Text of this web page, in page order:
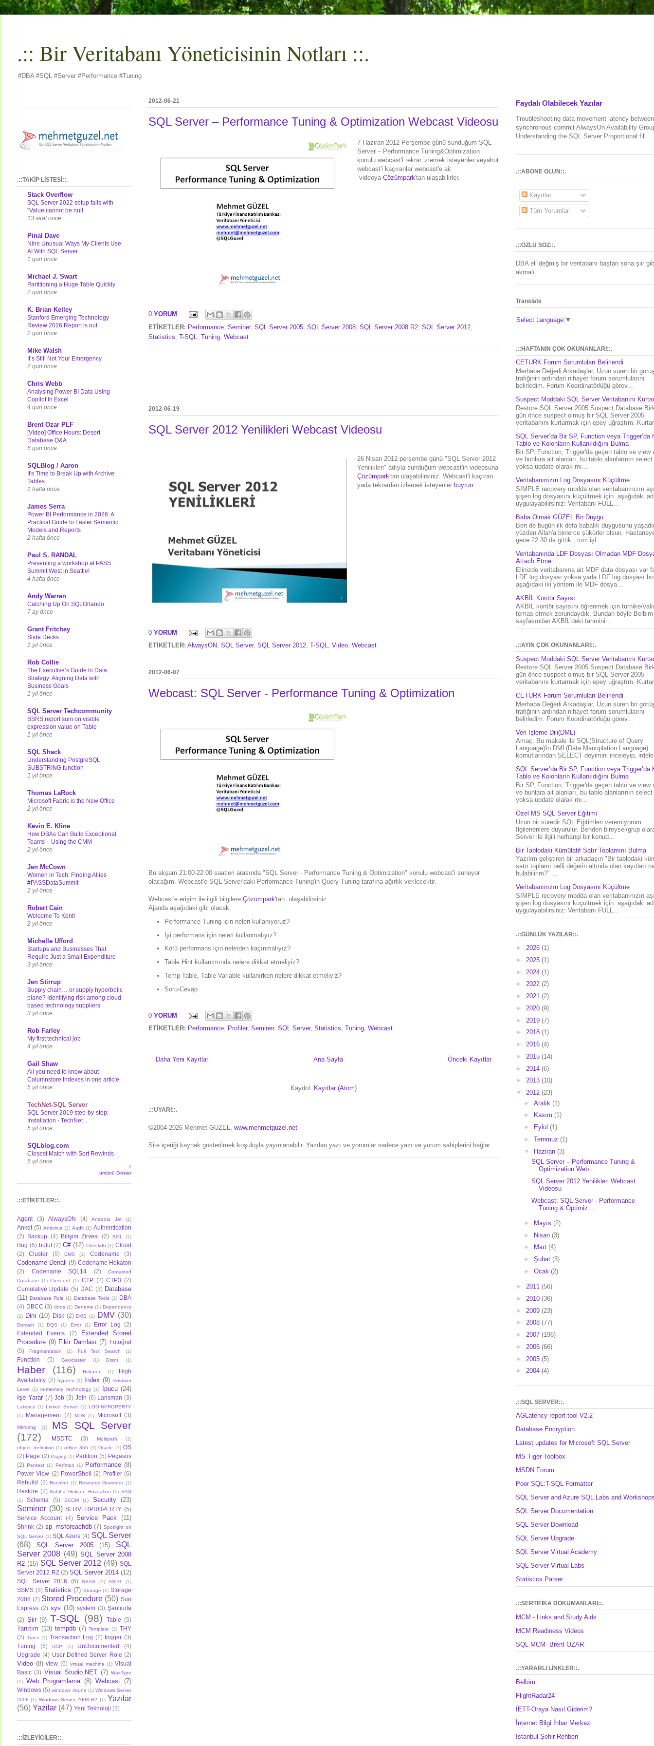
.:: Bir Veritabanı Yöneticisinin Notları ::.
#DBA #SQL #Server #Performance #Tuning
2012-06-21
SQL Server – Performance Tuning & Optimization Webcast Videosu
7 Haziran 2012 Perşembe günü sunduğum SQL
Server – Performance Tuning&Optimization
konulu webcast'i tekrar izlemek isteyenler veyahut
webcast'i kaçıranlar webcast'e ait
videoya Çözümpark'tan ulaşabilirler.
0 YORUM
ETİKETLER: Performance Seminer, SQL Server 2005 SQL Server 2008 SQL Server 2008 R2 SQL Server 2012
Statistics T-SQL Tuning Webcast
2012-06-19
SQL Server 2012 Yenilikleri Webcast Videosu
26 Nisan 2012 perşembe günü "SQL Server 2012
Yenilikleri" adıyla sunduğum webcast'in videosuna
Çözümpark'tan ulaşabilirsiniz. Webcast'i kaçıran
yada tekrardan izlemek isteyenler buyrun.
0 YORUM
ETİKETLER: AlwaysON, SQL Server, SQL Server 2012, T-SQL, Video, Webcast
2012-06-07
Webcast: SQL Server - Performance Tuning & Optimization
Bu akşam 21:00-22:00 saatleri arasında "SQL Server - Performance Tuning & Optimization" konulu webcast'i sunuyor
olacağım. Webcast'e SQL Server'daki Performance Tuning'in Query Tuning tarafına ağırlık verilecektir.
Webcast'e erişim ile ilgili bilgilere Çözümpark'tan ulaşabilirsiniz.
Ajanda aşağıdaki gibi olacak:
Performance Tuning için neleri kullanıyoruz?
İyi performans için neleri kullanmalıyız?
Kötü performans için nelerden kaçınmalıyız?
Table Hint kullanımında nelere dikkat etmeliyiz?
Temp Table, Table Variable kullanırken nelere dikkat etmeliyiz?
Soru-Cevap
0 YORUM
ETİKETLER: Performance, Profiler, Seminer, SQL Server, Statistics, Tuning, Webcast
Daha Yeni Kayıtlar Önceki Kayıtlar
Ana Sayfa
Kaydol: Kayıtlar (Atom)
.::UYARI::.
©2004-2026 Mehmet GÜZEL, www.mehmetguzel.net
Site içeriği kaynak gösterilmek koşuluyla yayınlanabilir. Yazılan yazı ve yorumlar sadece yazı ve yorum sahiplerini bağlar.
.::TAKİP LİSTESİ::.
Stack Overflow
SQL Server 2022 setup fails with
"Value cannot be null
13 saat önce
Pinal Dave
Nine Unusual Ways My Clients Use
AI With SQL Server
1 gün önce
Michael J. Swart
Partitioning a Huge Table Quickly
2 gün önce
K. Brian Kelley
Stanford Emerging Technology
Review 2026 Report is out
2 gün önce
Mike Walsh
It’s Still Not Your Emergency
2 gün önce
Chris Webb
Analysing Power BI Data Using
Copilot In Excel
4 gün önce
Brent Ozar PLF
[Video] Office Hours: Desert
Database Q&A
6 gün önce
SQLBlog / Aaron
It's Time to Break Up with Archive
Tables
1 hafta önce
James Serra
Power BI Performance in 2026: A
Practical Guide to Faster Semantic
Models and Reports
2 hafta önce
Paul S. RANDAL
Presenting a workshop at PASS
Summit West in Seattle!
4 hafta önce
Andy Warren
Catching Up On SQLOrlando
7 ay önce
Grant Fritchey
Slide Decks
1 yıl önce
Rob Collie
The Executive’s Guide to Data
Strategy: Aligning Data with
Business Goals
1 yıl önce
SQL Server Techcommunity
SSRS report sum on visible
expression value on Table
1 yıl önce
SQL Shack
Understanding PostgreSQL
SUBSTRING function
1 yıl önce
Thomas LaRock
Microsoft Fabric is the New Office
2 yıl önce
Kevin E. Kline
How DBAs Can Build Exceptional
Teams – Using the CMM
2 yıl önce
Jen McCown
Women in Tech: Finding Allies
#PASSDataSummit
2 yıl önce
Robert Cain
Welcome To Kent!
2 yıl önce
Michelle Ufford
Startups and Businesses That
Require Just a Small Expenditure
3 yıl önce
Jen Stirrup
Supply chain… or supply hyperbolic
plane? Identifying risk among cloud-
based technology suppliers
3 yıl önce
Rob Farley
My first technical job
4 yıl önce
Gail Shaw
All you need to know about
Columnstore Indexes in one article
5 yıl önce
TechNet-SQL Server
SQL Server 2019 step-by-step:
Installation - TechNet ...
5 yıl önce
SQLblog.com
Closest Match with Sort Rewinds
5 yıl önce
T
ümünü Göster
.::ETİKETLER::.
Agent (3) AlwaysON (4) Anadolu Jet (1)
Anket (5) Antivirus (1) Audit (1) Authentication
(2)
Backup (4) Bilişim Zirvesi (2) BOL (1)
Bug (5) bulut (2) C# (12) Checkdb (1) Cloud
(2)
Cluster (5) CMS (1) Codename (3)
Codename Denali (9) Codename Hekaton
(2)
Codename SQL14 (2)
Contained
Database
(1) Crescent (1) CTP (2) CTP3 (2)
Cumulative Update (5) DAC (3) Database
(11) Database Role (1) Database Tools (1) DBA
(4) DBCC (3) ddos (1) Deneme (1) Dependency
(1)
Dini (10) Disk (2) DMS (1) DMV (30)
Domain (1) DQS (1) Error (1) Error Log
(2)
Extended Events
(2)
Extended Stored
Procedure (9) Fikir Damlası (7)
Fotoğraf
(5)
Fragmantation (1) Full Text Search (1)
Function (5) Geocluster (1) Grant (1)
Haber (116) Hekaton (1)
High
Availability (2) hyper-v (1) Index (9)
Isolation
Level
(1) in-memory technology (1) İpucu (24)
İşe Yarar (7) Job (3) Join (6) Lansman (3)
Latency (1) Linked Server (1) LOGINPROPERTY
(1)
Management (2) MDS (1) Microsoft (3)
Mirroring (1)
MS SQL Server
(172)
MSDTC (3) Multipath
(1)
object_definition (1) offlice 365 (1) Oracle (1) OS
(2) Page (2) Paging (1) Partition (5) Pegasus
(2) Pentest (1) Perfmon (1) Performance (8)
Power View (2) PowerShell (2) Profiler (6)
Rebuild (2) Recover (1) Resource Governor (1)
Restore (2) Sabiha Gökçen Havaalanı (1) SAS
(1)
Schema (5) SCOM (1) Security (23)
Seminer (30) SERVERPROPERTY (5)
Service Account
(4) Service Pack (11)
Shrink (2) sp_msforeachdb (7) Spotlight on
SQL Server (1) SQL Azure (4) SQL Server
(68)
SQL Server 2005 (15)
SQL
Server 2008 (49) SQL Server 2008
R2 (15) SQL Server 2012 (49) SQL
Server 2012 R2 (2) SQL Server 2014 (12)
SQL Server 2016 (6) SSAS (1) SSDT (1)
SSMS (3) Statistics (7) Storage (1) Storage
2008 (2) Stored Procedure (50) Sun
Express (2) sys (10) system (3) Şanlıurfa
(2) Şiir (9) T-SQL (98) Table (5)
Tanıtım (13) tempdb (7) Template (1) THY
(2) Trace (1) Transaction Log (2) trigger (3)
Tuning
(6) UCP (1) UnDocumented
(4)
Upgrade (4) User Defined Server Role (2)
Video (8) view (6) virtual machine (1) Visual
Basic (3) Visual Studio.NET (7) WaitType
(1)
Web Programlama (8) Webcast (7)
Windows (5) windows intune (1) Windows Server
2008 (1) Windows Server 2008 R2 (1) Yazılar
(56) Yazilar (47) Yeni Teknoloji (3)
.::İZLEYİCİLER::.
Faydalı Olabilecek Yazılar
Troubleshooting data movement latency between
synchronous-commit AlwaysOn Availability
Understanding the SQL Server Proportional fill...
.::ABONE OLUN::.
Kayıtlar
Tüm Yorumlar
.::ÖZLÜ SÖZ::.
DBA eli değmiş bir veritabanı baştan sona şiir
akmalı.
Translate
Select Language ▼
.::HAFTANIN ÇOK OKUNANLARI::.
CETURK Forum Sorumluları Belirlendi
Merhaba Değerli Arkadaşlar, Uzun süren bir
trafiğinin ardından nihayet forum sorumlularını
belirledim. Forum Koordinatörlüğü görev...
Suspect Moddaki SQL Server Veritabanını
Restore SQL Server 2005 Suspect Database
gün önce suspect olmuş bir SQL Server 2005
veritabanını kurtarmak için epey uğraştım.
SQL Server’da Bir SP, Function veya Trigger’da
Tablo ve Kolonların Kullanıldığını Bulma
Bir SP, Function, Trigger'da geçen tablo ve view
ve bunlara ait alanları, bu tablo alanlarının
yoksa update olarak mı...
Veritabanınızın Log Dosyasını Küçültme
SIMPLE recovery modda olan veritabanınızın
şişen log dosyasını küçültmek için aşağıdaki
uygulayabilirsiniz: Veritabanı FULL...
Baba Olmak GÜZEL Bir Duygu
Ben de bugün ilk defa babalık duygusunu
yüzden Allah'a binlerce şükürler olsun.
gece 22:30 da gittik ; tüm işl...
Veritabanında LDF Dosyası Olmadan MDF
Attach Etme
Elinizde veritabanına ait MDF data dosyası var
LDF log dosyası yoksa yada LDF log dosyası
aşağıdaki iki yöntem ile MDF dosya...
AKBİL Kontör Sayısı
AKBİL kontör sayısını öğrenmek için turnike/
temas etmek zorundaydık. Bundan böyle
sayfasından AKBİL'deki tahmini ...
.::AYIN ÇOK OKUNANLARI::.
Suspect Moddaki SQL Server Veritabanını
Restore SQL Server 2005 Suspect Database
gün önce suspect olmuş bir SQL Server 2005
veritabanını kurtarmak için epey uğraştım.
CETURK Forum Sorumluları Belirlendi
Merhaba Değerli Arkadaşlar, Uzun süren bir
trafiğinin ardından nihayet forum sorumlularını
belirledim. Forum Koordinatörlüğü görev...
Veri İşleme Dili(DML)
Amaç: Bu makale ile SQL(Structure of Query
Language)'in DML(Data Manuplation Language)
komutlarından SELECT deyimini inceleyip,
SQL Server’da Bir SP, Function veya Trigger’da
Tablo ve Kolonların Kullanıldığını Bulma
Bir SP, Function, Trigger'da geçen tablo ve view
ve bunlara ait alanları, bu tablo alanlarının
yoksa update olarak mı...
Özel MS SQL Server Eğitimi
Uzun bir süredir SQL Eğitimleri veremiyorum.
İlgilenenlere duyurulur. Benden bireysel/grup
Server ile ilgili herhangi bir konud...
Bir Tablodaki Kümülatif Satır Toplamını Bulma
Yazılım geliştiren bir arkadaşın "Bir tablodaki
satır toplamı belli değerin altında olan kayıtları
bulabilirim?" ...
Veritabanınızın Log Dosyasını Küçültme
SIMPLE recovery modda olan veritabanınızın
şişen log dosyasını küçültmek için aşağıdaki
uygulayabilirsiniz: Veritabanı FULL...
.::GÜNLÜK YAZILAR::.
► 2026 (1)
► 2025 (1)
► 2024 (1)
► 2022 (2)
► 2021 (2)
► 2020 (9)
► 2019 (7)
► 2018 (1)
► 2016 (4)
► 2015 (14)
► 2014 (6)
► 2013 (10)
▼ 2012 (23)
► Aralık (1)
►
Kasım (1)
►
Eylül (1)
► Temmuz (1)
▼ Haziran (3)
SQL Server – Performance Tuning &
Optimization Web...
SQL Server 2012 Yenilikleri Webcast
Videosu
Webcast: SQL Server - Performance
Tuning & Optimiz...
► Mayıs (2)
► Nisan (3)
►
Mart (4)
► Şubat (5)
► Ocak (2)
► 2011 (56)
► 2010 (36)
► 2009 (23)
► 2008 (77)
► 2007 (196)
► 2006 (66)
► 2005 (5)
► 2004 (4)
.::SQL SERVER::.
AGLatency report tool V2.2
Database Encryption
Latest updates for Microsoft SQL Server
MS Tiger Toolbox
MSDN Forum
Poor SQL:T-SQL Formatter
SQL Server and Azure SQL Labs and
SQL Server Documentation
SQL Server Download
SQL Server Upgrade
SQL Server Virtual Academy
SQL Server Virtual Labs
Statistics Parser
.::SERTİFİKA DÖKÜMANLARI::.
MCM - Links and Study Aids
MCM Readiness Videos
SQL MCM- Brent OZAR
.::YARARLI LİNKLER::.
Belbim
FlightRadar24
İETT-Oraya Nasıl Giderim?
İnternet Bilgi İhbar Merkezi
İstanbul Şehir Rehberi